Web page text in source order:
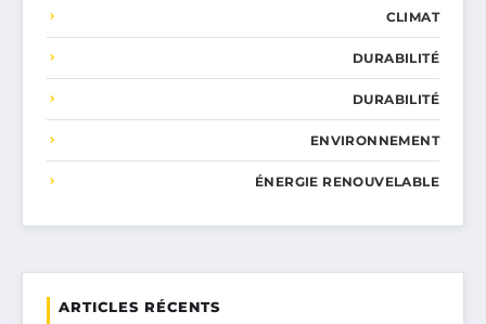
CLIMAT
DURABILITÉ
DURABILITÉ
ENVIRONNEMENT
ÉNERGIE RENOUVELABLE
ARTICLES RÉCENTS